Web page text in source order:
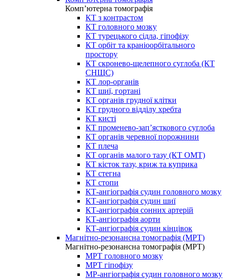
Комп’ютерна томографія
КТ з контрастом
КТ головного мозку
КТ турецького сідла, гіпофізу
КТ орбіт та краніоорбітального
простору
КТ скронево-щелепного суглоба (КТ
СНЩС)
КТ лор-органів
КТ шиї, гортані
КТ органів грудної клітки
КТ грудного відділу хребта
КТ кисті
КТ променево-зап’ясткового суглоба
КТ органів черевної порожнини
КТ плеча
КТ органів малого тазу (КТ ОМТ)
КТ кісток тазу, криж та куприка
КТ стегна
КТ стопи
КТ-ангіографія судин головного мозку
КТ-ангіографія судин шиї
КТ-ангіографія сонних артерій
КТ-ангіографія аорти
КТ-ангіографія судин кінцівок
Магнітно-резонансна томографія (МРТ)
Магнітно-резонансна томографія (МРТ)
МРТ головного мозку
МРТ гіпофізу
МР-ангіографія судин головного мозку